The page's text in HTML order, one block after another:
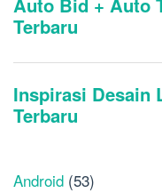
Android (53)